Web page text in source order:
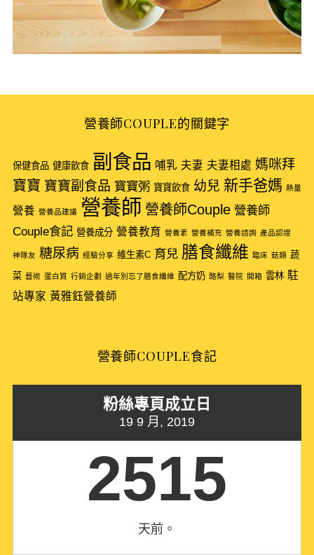
營養師COUPLE的關鍵字
保健食品 健康飲食 副食品 哺乳 夫妻 夫妻相處 媽咪拜
寶寶 寶寶副食品 寶寶粥 寶寶飲食 幼兒 新手爸媽 熱量
營養 營養品建議 營養師 營養師Couple 營養師
Couple食記 營養成分 營養教育 營養素 營養補充 營養諮詢 產品認證
神隊友 糖尿病 經驗分享 維生素C 育兒 膳食纖維 臨床 菇類 蔬
菜 藝術 蛋白質 行銷企劃 過年別忘了膳食纖維 配方奶 酪梨 醫院 開箱 雲林 駐
站專家 黃雅鈺營養師
營養師COUPLE食記
粉絲專頁成立日
19 9 月, 2019
2515
天前。
a
h
f
o
r